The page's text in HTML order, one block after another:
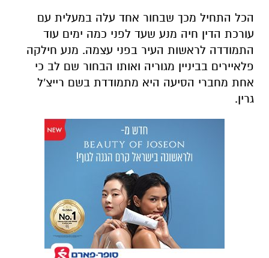
הכל התחיל מכך שבחור אחד עלה במעלית עם
עורכת הדין חיה מנע שעד לפני כמה ימים עוד
התמודדה לראשות העיר בפני עצמה. מנע חילקה
פלאיירים בביניין מגוריה ואותו הבחור שם לב כי
אחת מחברי הסיעה היא מתמודדת בשם רייצ'ל
גרין.